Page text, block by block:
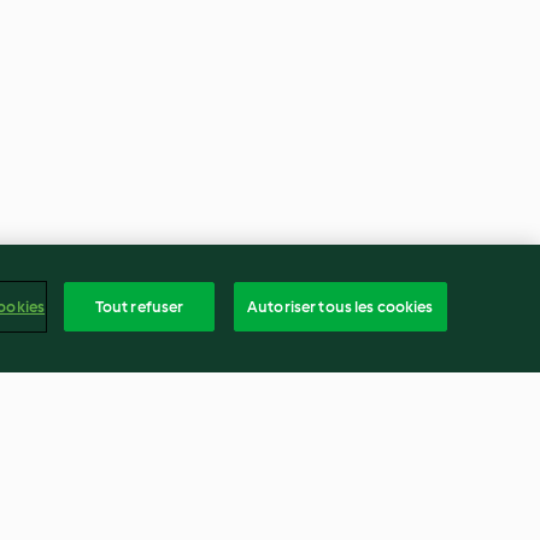
Tout refuser Autoriser tous les cookies